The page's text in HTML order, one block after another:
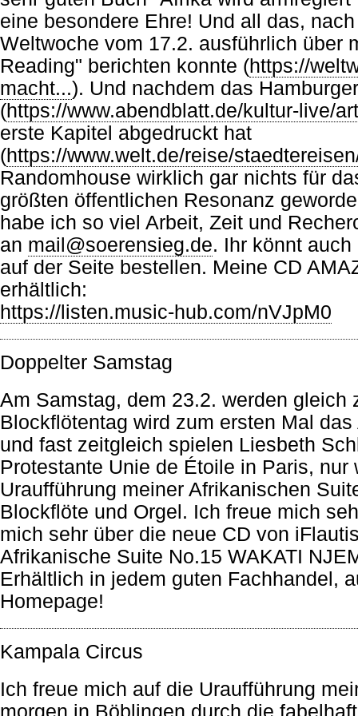
eine besondere Ehre! Und all das,
Weltwoche vom 17.2. ausführlich über
Reading" berichten konnte (https://
macht...). Und nachdem das
(https://www.abendblatt.de/kultur-live/
erste Kapitel abgedruckt hat
(https://www.welt.de/reise/
Randomhouse wirklich gar nichts für
größten öffentlichen Resonanz
habe ich so viel Arbeit, Zeit und
an mail@soerensieg.de. Ihr könnt
auf der Seite bestellen. Meine CD
erhältlich:
https://listen.music-hub.com/nVJpM0
Doppelter Samstag
Am Samstag, dem 23.2. werden
Blockflötentag wird zum ersten Mal
und fast zeitgleich spielen Liesbeth
Protestante Unie de Étoile in Paris,
Uraufführung meiner Afrikanischen
Blockflöte und Orgel. Ich freue mich
mich sehr über die neue CD von
Afrikanische Suite No.15 WAKATI
Erhältlich in jedem guten Fachhandel,
Homepage!
Kampala Circus
Ich freue mich auf die Uraufführung
morgen in Böblingen durch die